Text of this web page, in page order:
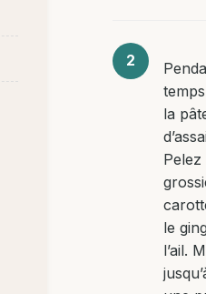
la
le
l’ail.